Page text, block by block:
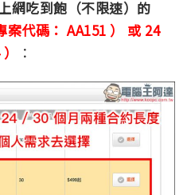
網吃到飽（不限速）的
案代碼： AA151 ） 或 24
：